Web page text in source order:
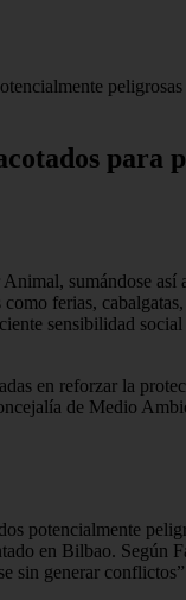
para
sumándose así
ferias,
sensibilidad
en reforzar la
de Medio
potencialmente
en Bilbao. Según
sin generar